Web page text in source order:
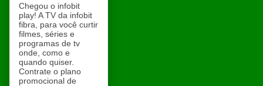
Chegou o infobit
play! A TV da infobit
fibra, para você curtir
filmes, séries e
programas de tv
onde, como e
quando quiser.
Contrate o plano
promocional de